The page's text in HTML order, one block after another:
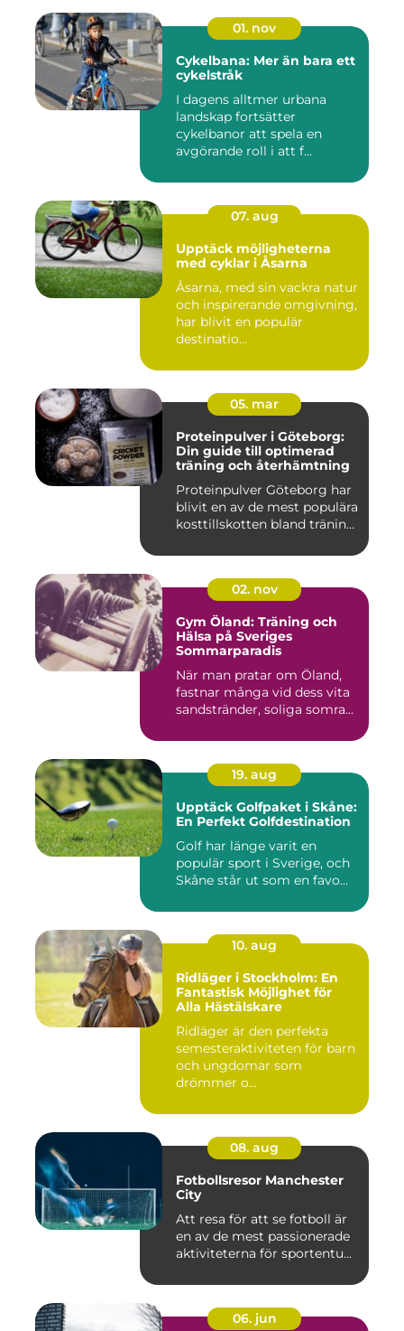
01. nov
Cykelbana: Mer än bara ett
cykelstråk
I dagens alltmer urbana
landskap fortsätter
cykelbanor att spela en
avgörande roll i att f...
07. aug
Upptäck möjligheterna
med cyklar i Åsarna
Åsarna, med sin vackra natur
och inspirerande omgivning,
har blivit en populär
destinatio...
05. mar
Proteinpulver i Göteborg:
Din guide till optimerad
träning och återhämtning
Proteinpulver Göteborg har
blivit en av de mest populära
kosttillskotten bland tränin...
02. nov
Gym Öland: Träning och
Hälsa på Sveriges
Sommarparadis
När man pratar om Öland,
fastnar många vid dess vita
sandstränder, soliga somra...
19. aug
Upptäck Golfpaket i Skåne:
En Perfekt Golfdestination
Golf har länge varit en
populär sport i Sverige, och
Skåne står ut som en favo...
10. aug
Ridläger i Stockholm: En
Fantastisk Möjlighet för
Alla Hästälskare
Ridläger är den perfekta
semesteraktiviteten för barn
och ungdomar som
drömmer o...
08. aug
Fotbollsresor Manchester
City
Att resa för att se fotboll är
en av de mest passionerade
aktiviteterna för sportentu...
06. jun